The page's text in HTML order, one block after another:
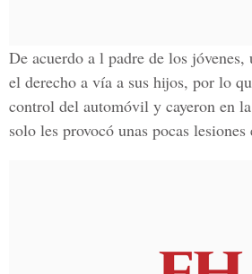
De acuerdo a l padre de los
el derecho a vía a sus hijos, por lo
control del automóvil y cayeron en
solo les provocó unas pocas lesiones